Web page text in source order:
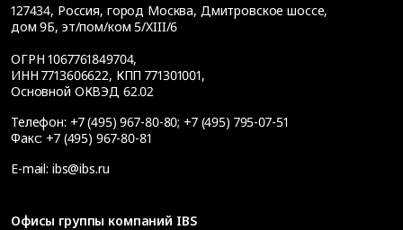
127434, Россия, город Москва, Дмитровское шоссе,
дом 9Б, эт/пом/ком 5/XIII/6
ОГРН 1067761849704,
ИНН 7713606622, КПП 771301001,
Основной ОКВЭД 62.02
Телефон: +7 (495) 967-80-80; +7 (495) 795-07-51
Факс: +7 (495) 967-80-81
E-mail: ibs@ibs.ru
Офисы группы компаний IBS